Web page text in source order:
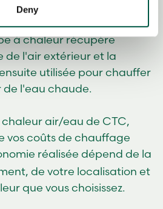
Deny
à chaleur récupère
de l'air extérieur et la
utilisée pour chauffer
de l'eau chaude.
air/eau de CTC,
vos coûts de chauffage
réalisée dépend de la
de votre localisation et
que vous choisissez.